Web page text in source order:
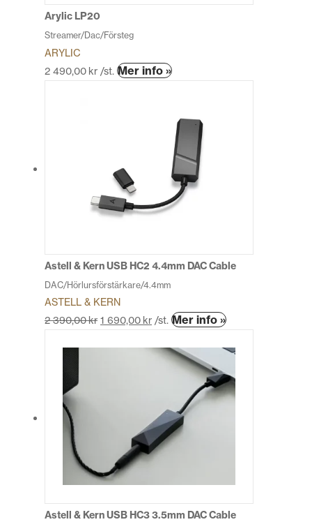
Arylic LP20
Streamer/Dac/Försteg
ARYLIC
2 490,00 kr /st. Mer info »Den
har
flera
varianter.
De
olika
alternativen
kan
produktsidan
Astell & Kern USB HC2 4.4mm DAC Cable
DAC/Hörlursförstärkare/4.4mm
ASTELL & KERN
2 390,00kr 1 690,00 kr /st. Mer info »Den
produkten
flera
varianter.
produktsidan
Astell & Kern USB HC3 3.5mm DAC Cable